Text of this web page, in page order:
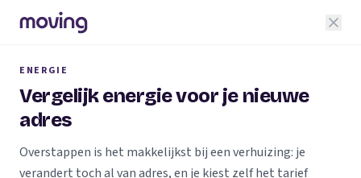
ENERGIE
Vergelijk energie voor je nieuwe
adres
Overstappen is het makkelijkst bij een verhuizing: je
verandert toch al van adres, en je kiest zelf het tarief